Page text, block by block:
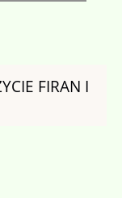
FIRAN I